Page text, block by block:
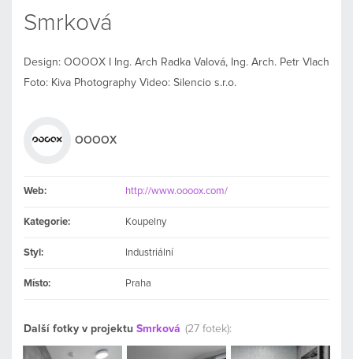
Smrková
Design: OOOOX I Ing. Arch Radka Valová, Ing. Arch. Petr Vlach
Foto: Kiva Photography Video: Silencio s.r.o.
OOOOX
Web: http://www.oooox.com/
Kategorie: Koupelny
Styl: Industriální
Místo: Praha
Další fotky v projektu Smrková (27 fotek):